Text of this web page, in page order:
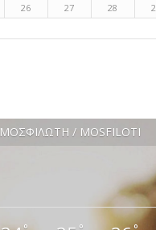
26 27 28
ΜΟΣΦΙΛΩΤΗ / MOSFILOTI